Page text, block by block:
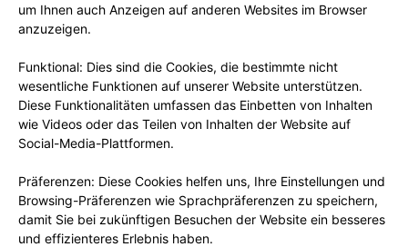
um Ihnen auch Anzeigen auf anderen Websites im Browser
anzuzeigen.
Funktional: Dies sind die Cookies, die bestimmte nicht
wesentliche Funktionen auf unserer Website unterstützen.
Diese Funktionalitäten umfassen das Einbetten von Inhalten
wie Videos oder das Teilen von Inhalten der Website auf
Social-Media-Plattformen.
Präferenzen: Diese Cookies helfen uns, Ihre Einstellungen und
Browsing-Präferenzen wie Sprachpräferenzen zu speichern,
damit Sie bei zukünftigen Besuchen der Website ein besseres
und effizienteres Erlebnis haben.